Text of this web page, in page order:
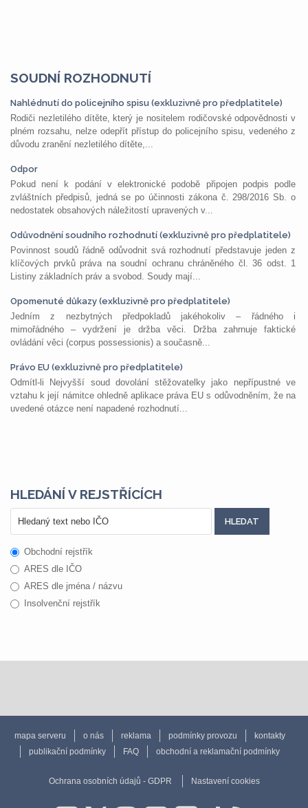
SOUDNÍ ROZHODNUTÍ
Nahlédnutí do policejního spisu (exkluzivně pro předplatitele)
Rodiči nezletilého dítěte, který je nositelem rodičovské odpovědnosti v
plném rozsahu, nelze odepřít přístup do policejního spisu, vedeného z
důvodu zranění nezletilého dítěte,...
Odpor
Pokud není k podání v elektronické podobě připojen podpis podle
zvláštních předpisů, jedná se po účinnosti zákona č. 298/2016 Sb. o
nedostatek obsahových náležitostí upravených v...
Odůvodnění soudního rozhodnutí (exkluzivně pro předplatitele)
Povinnost soudů řádně odůvodnit svá rozhodnutí představuje jeden z
klíčových prvků práva na soudní ochranu chráněného čl. 36 odst. 1
Listiny základních práv a svobod. Soudy mají...
Opomenuté důkazy (exkluzivně pro předplatitele)
Jedním z nezbytných předpokladů jakéhokoliv – řádného i
mimořádného – vydržení je držba věci. Držba zahrnuje faktické
ovládání věci (corpus possessionis) a současně...
Právo EU (exkluzivně pro předplatitele)
Odmítl-li Nejvyšší soud dovolání stěžovatelky jako nepřípustné ve
vztahu k její námitce ohledně aplikace práva EU s odůvodněním, že na
uvedené otázce není napadené rozhodnutí...
HLEDÁNÍ V REJSTŘÍCÍCH
Obchodní rejstřík
ARES dle IČO
ARES dle jména / názvu
Insolvenční rejstřík
mapa serveru o nás reklama podmínky provozu
kontakty
publikační podmínky
FAQ obchodní a reklamační podmínky
Ochrana osobních údajů - GDPR Nastavení cookies